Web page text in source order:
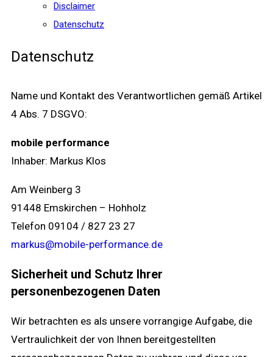
Disclaimer
Datenschutz
Datenschutz
Name und Kontakt des Verantwortlichen gemäß Artikel
4 Abs. 7 DSGVO:
mobile performance
Inhaber: Markus Klos
Am Weinberg 3
91448 Emskirchen – Hohholz
Telefon 09104 / 827 23 27
markus@mobile-performance.de
Sicherheit und Schutz Ihrer
personenbezogenen Daten
Wir betrachten es als unsere vorrangige Aufgabe, die
Vertraulichkeit der von Ihnen bereitgestellten